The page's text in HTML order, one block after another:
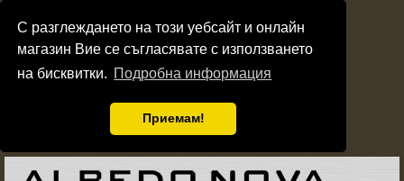
С разглеждането на този уебсайт и онлайн
магазин Вие се съгласявате с използването
на бисквитки. Подробна информация
Приемам!